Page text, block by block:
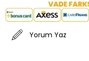
Yorum Yaz